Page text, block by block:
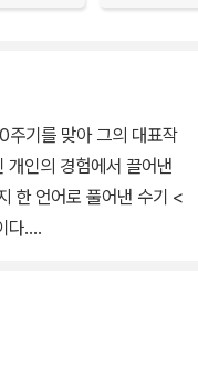
주기를 맞아 그의 대표작
개인의 경험에서 끌어낸
한 언어로 풀어낸 수기 <
다.
과 기술에 대한 열정이
서도 문학성을 높이 인